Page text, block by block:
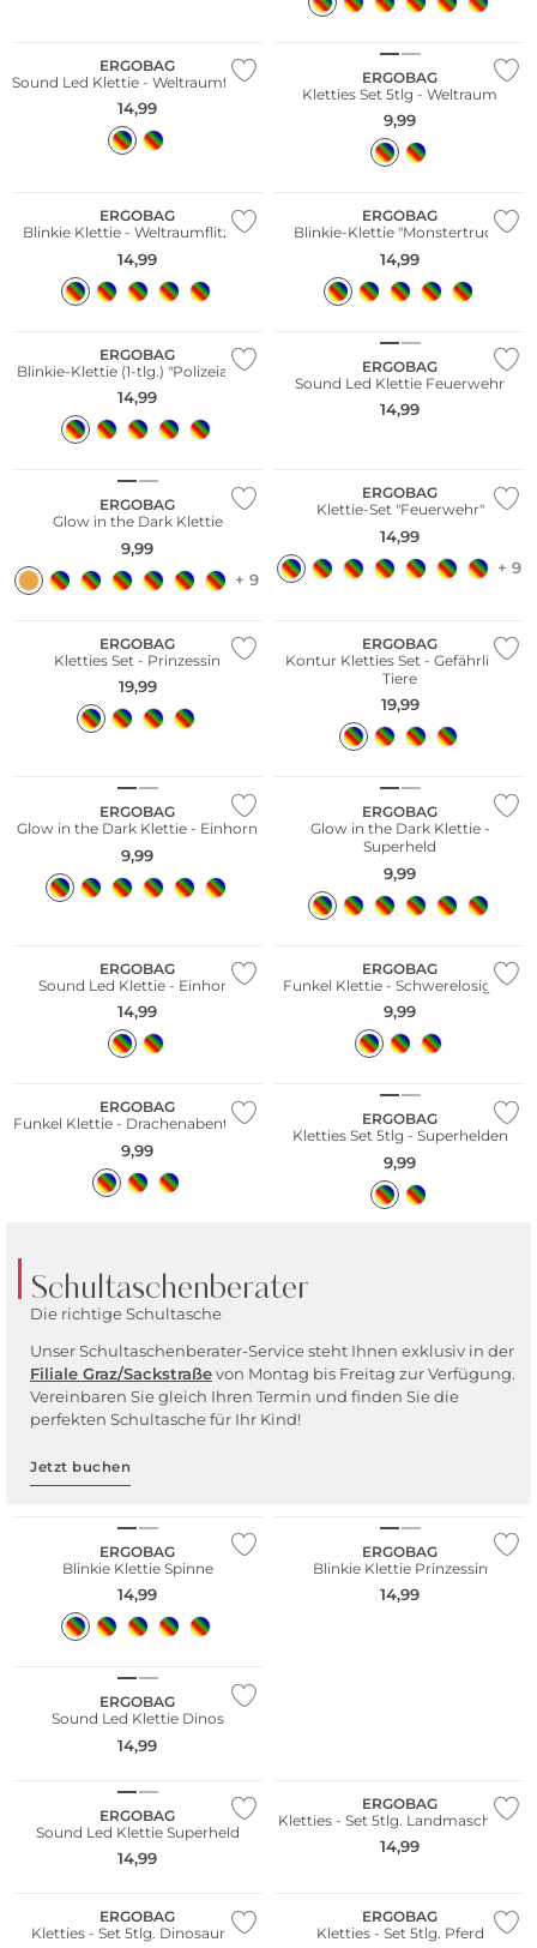
ERGOBAG
Sound Led Klettie - Weltraumflitzer
14,99
Nachhaltig
ERGOBAG
Kletties Set 5tlg - Weltraum
9,99
ERGOBAG
Blinkie Klettie - Weltraumflitzerk
14,99
ERGOBAG
Blinkie-Klettie "Monstertruck"
14,99
ERGOBAG
Blinkie-Klettie (1-tlg.) "Polizeiauto"
14,99
Nachhaltig
ERGOBAG
Sound Led Klettie Feuerwehr
14,99
Nachhaltig
ERGOBAG
Glow in the Dark Klettie
9,99
+ 9
ERGOBAG
Klettie-Set "Feuerwehr"
14,99
+ 9
Nachhaltig
ERGOBAG
Kletties Set - Prinzessin
19,99
ERGOBAG
Kontur Kletties Set - Gefährliche
Tiere
19,99
ERGOBAG
Glow in the Dark Klettie - Einhorn
9,99
Nachhaltig
ERGOBAG
Glow in the Dark Klettie -
Superheld
9,99
ERGOBAG
Sound Led Klettie - Einhorn
14,99
Nachhaltig
ERGOBAG
Funkel Klettie - Schwerelosigkeit
9,99
ERGOBAG
Funkel Klettie - Drachenabenteuer
9,99
ERGOBAG
Kletties Set 5tlg - Superhelden
9,99
Schultaschenberater
Die richtige Schultasche
Unser Schultaschenberater-Service steht Ihnen exklusiv in der
Filiale Graz/Sackstraßevon Montag bis Freitag zur Verfügung.
Vereinbaren Sie gleich Ihren Termin und finden Sie die
perfekten Schultasche für Ihr Kind!
Jetzt buchen
ERGOBAG
Blinkie Klettie Spinne
14,99
ERGOBAG
Blinkie Klettie Prinzessin
14,99
Nachhaltig
ERGOBAG
Sound Led Klettie Dinos
14,99
ERGOBAG
Sound Led Klettie Superheld
14,99
ERGOBAG
Kletties - Set 5tlg. Landmaschinen
14,99
ERGOBAG
Kletties - Set 5tlg. Dinosaurier
ERGOBAG
Kletties - Set 5tlg. Pferd